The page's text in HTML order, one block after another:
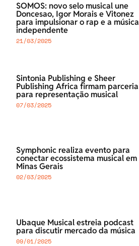
SOMOS: novo selo musical une
Doncesao, Igor Morais e Vitonez
para impulsionar o rap e a música
independente
21/03/2025
Sintonia Publishing e Sheer
Publishing Africa firmam parceria
para representação musical
07/03/2025
Symphonic realiza evento para
conectar ecossistema musical em
Minas Gerais
02/03/2025
Ubaque Musical estreia podcast
para discutir mercado da música
09/01/2025